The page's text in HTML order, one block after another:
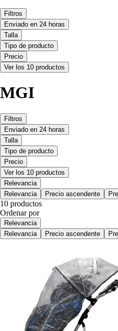
Filtros
Enviado en 24 horas
Talla
Tipo de producto
Precio
Ver los 10 productos
MGI
Filtros
Enviado en 24 horas
Talla
Tipo de producto
Precio
Ver los 10 productos
Relevancia
Relevancia
Precio ascendente
10 productos
Ordenar por
Relevancia
Relevancia
Precio ascendente